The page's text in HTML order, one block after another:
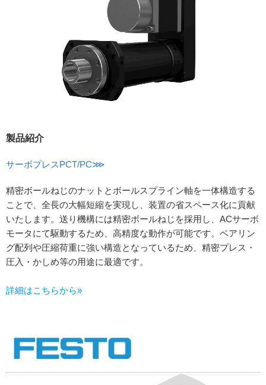
製品紹介
サーボプレスPCT/PC⋙
精密ボールねじのナットとボールスプライン軸を一体構造する
ことで、全長の大幅短縮を実現し、装置の省スペース化に貢献
いたします。送り機構には精密ボールねじを採用し、ACサーボ
モータにて駆動するため、高精度な動作が可能です。ベアリン
グ配列や圧縮荷重に強い構造となっているため、精密プレス・
圧入・かしめ等の用途に最適です。
詳細はこちらから»